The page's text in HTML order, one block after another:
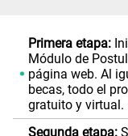
Primera etapa:
Módulo de
página web. Al
becas, todo el
gratuito y virtual.
Segunda etapa: